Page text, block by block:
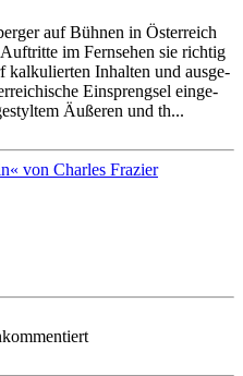
auf Bühnen in Öster­reich
im Fernsehen sie richtig
kalku­lierten Inhalten und ausge­
Einspreng­sel einge­
Äußeren und th...